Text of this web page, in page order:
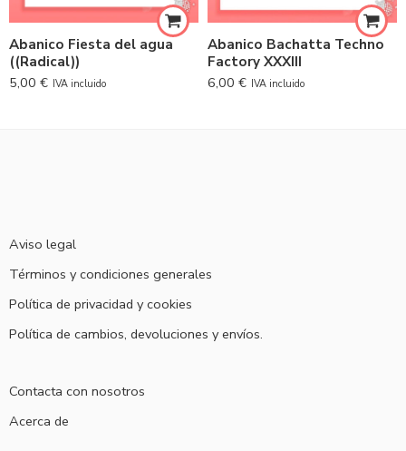
Abanico Fiesta del agua
((Radical))
5,00 € IVA incluido
Abanico Bachatta Techno
Factory XXXIII
6,00 € IVA incluido
Aviso legal
Términos y condiciones generales
Política de privacidad y cookies
Política de cambios, devoluciones y envíos.
Contacta con nosotros
Acerca de